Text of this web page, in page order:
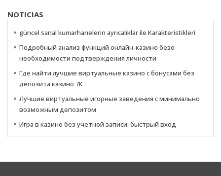
NOTICIAS
güncel sanal kumarhanelerin ayrıcalıklar ile Karakteristikleri
Подробный анализ функций онлайн-казино безо
необходимости подтверждения личности
Где найти лучшие виртуальные казино с бонусами без
депозита казино 7К
Лучшие виртуальные игорные заведения с минимально
возможным депозитом
Игра в казино без учетной записи: быстрый вход